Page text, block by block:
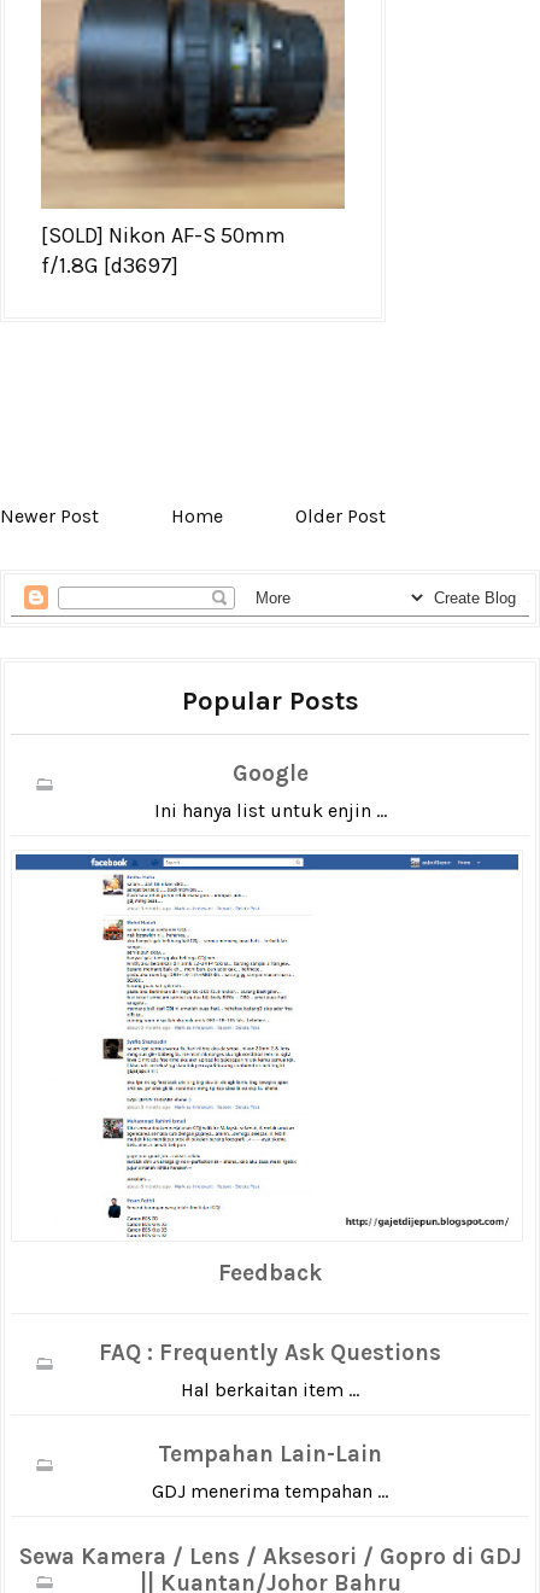
[SOLD] Nikon AF-S 50mm
f/1.8G [d3697]
Newer Post Home Older Post
Popular Posts
Google
Ini hanya list untuk enjin ...
Feedback
FAQ : Frequently Ask Questions
Hal berkaitan item ...
Tempahan Lain-Lain
GDJ menerima tempahan ...
Sewa Kamera / Lens / Aksesori / Gopro di GDJ
|| Kuantan/Johor Bahru